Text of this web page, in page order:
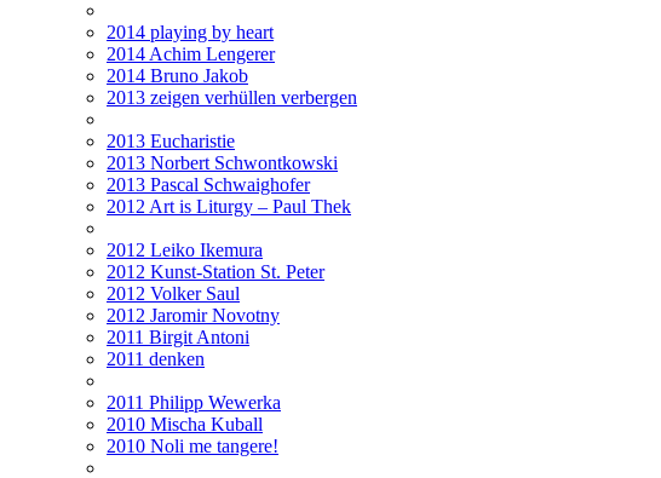
2014 playing by heart
2014 Achim Lengerer
2014 Bruno Jakob
2013 zeigen verhüllen verbergen
2013 Eucharistie
2013 Norbert Schwontkowski
2013 Pascal Schwaighofer
2012 Art is Liturgy – Paul Thek
2012 Leiko Ikemura
2012 Kunst-Station St. Peter
2012 Volker Saul
2012 Jaromir Novotny
2011 Birgit Antoni
2011 denken
2011 Philipp Wewerka
2010 Mischa Kuball
2010 Noli me tangere!